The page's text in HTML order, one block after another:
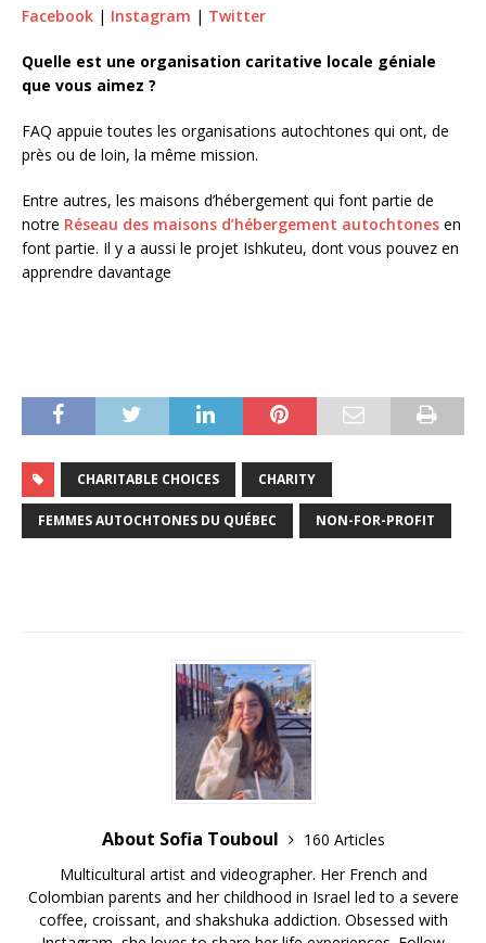
Facebook | Instagram | Twitter
Quelle est une organisation caritative locale géniale
que vous aimez ?
FAQ appuie toutes les organisations autochtones qui ont, de
près ou de loin, la même mission.
Entre autres, les maisons d’hébergement qui font partie de
notre Réseau des maisons d’hébergement autochtones en
font partie. Il y a aussi le projet Ishkuteu, dont vous pouvez en
apprendre davantage
CHARITABLE CHOICES CHARITY
FEMMES AUTOCHTONES DU QUÉBEC NON-FOR-PROFIT
About Sofia Touboul
160 Articles
Multicultural artist and videographer. Her French and
Colombian parents and her childhood in Israel led to a severe
coffee, croissant, and shakshuka addiction. Obsessed with